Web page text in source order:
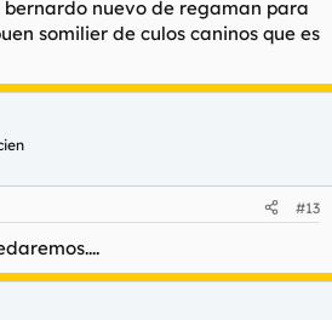
bernardo nuevo de regaman para
somilier de culos caninos que es
#13